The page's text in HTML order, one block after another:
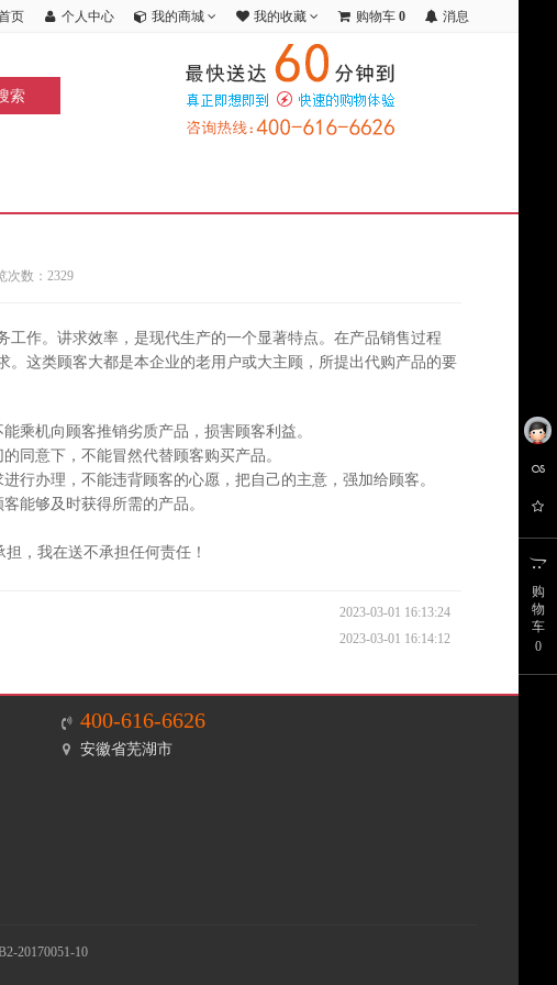
页 个人中心 我的商城 我的收藏 购物车 0 消息
索
次数：2329
作。讲求效率，是现代生产的一个显著特点。在产品销售过程
这类顾客大都是本企业的老用户或大主顾，所提出代购产品的要
乘机向顾客推销劣质产品，损害顾客利益。
同意下，不能冒然代替顾客购买产品。
行办理，不能违背顾客的心愿，把自己的主意，强加给顾客。
能够及时获得所需的产品。
，我在送不承担任何责任！
2023-03-01 16:13:24
2023-03-01 16:14:12
400-616-6626
安徽省芜湖市
20170051-10
购
物
车
0